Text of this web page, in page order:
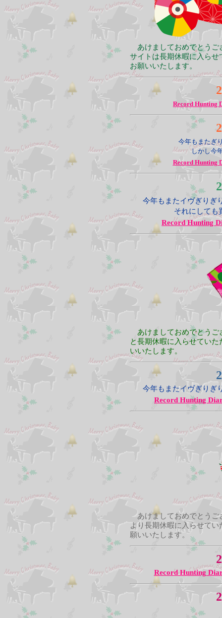
あけましておめでとうご
サイトは長期休暇に入ら
お願いいたします。
Record Hunting
今年もまたぎ
しかし今
Record Hunting
今年もまたイヴぎりぎ
それにしても
Record Hunting
あけましておめでとう
と長期休暇に入らせてい
いいたします。
今年もまたイヴぎりぎ
Record Hunting
あけましておめでとうご
より長期休暇に入らせて
願いいたします。
Record Hunting